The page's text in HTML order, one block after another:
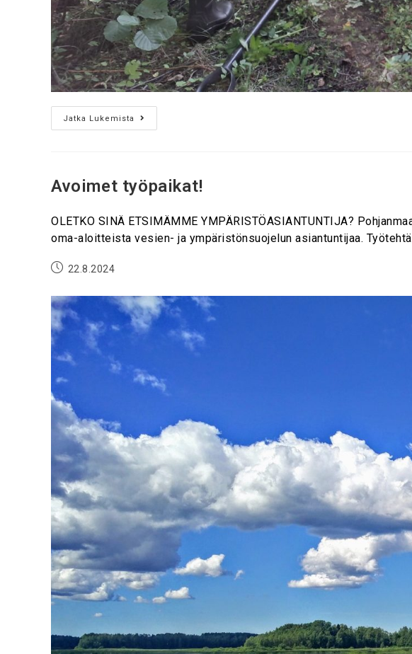
Jatka Lukemista
Avoimet työpaikat!
OLETKO SINÄ ETSIMÄMME YMPÄRISTÖASIANTUNTIJA?
oma-aloitteista vesien- ja ympäristönsuojelun asiantuntijaa.
22.8.2024